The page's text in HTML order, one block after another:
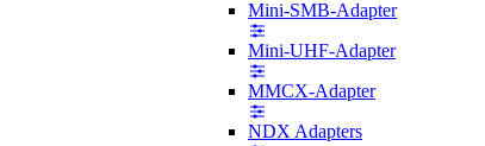
Mini-SMB-Adapter
Mini-UHF-Adapter
MMCX-Adapter
NDX Adapters